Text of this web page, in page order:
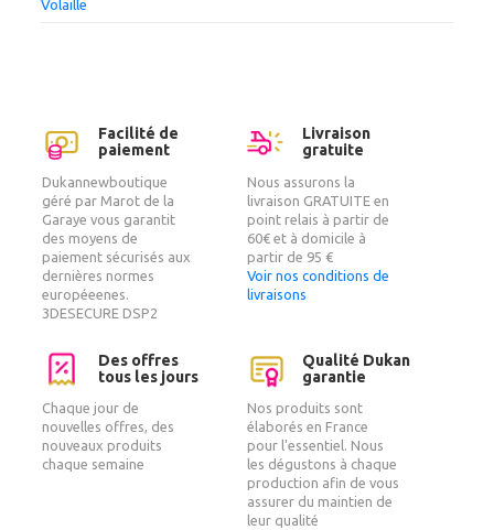
Volaille
Facilité de
paiement
Dukannewboutique
géré par Marot de la
Garaye vous garantit
des moyens de
paiement sécurisés aux
dernières normes
européeenes.
3DESECURE DSP2
Livraison
gratuite
Nous assurons la
livraison GRATUITE en
point relais à partir de
60€ et à domicile à
partir de 95 €
Voir nos conditions de
livraisons
Des offres
tous les jours
Chaque jour de
nouvelles offres, des
nouveaux produits
chaque semaine
Qualité Dukan
garantie
Nos produits sont
élaborés en France
pour l'essentiel. Nous
les dégustons à chaque
production afin de vous
assurer du maintien de
leur qualité